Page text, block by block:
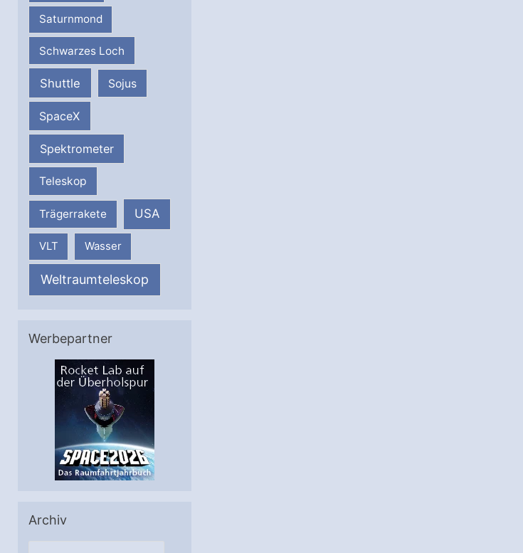
Saturnmond
Schwarzes Loch
Shuttle Sojus
SpaceX
Spektrometer
Teleskop
Trägerrakete USA
VLT Wasser
Weltraumteleskop
Werbepartner
Archiv